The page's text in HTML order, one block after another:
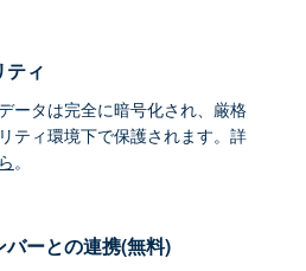
ティ
ータは完全に暗号化され、厳格
ティ環境下で保護されます。詳
。
バーとの連携(無料)